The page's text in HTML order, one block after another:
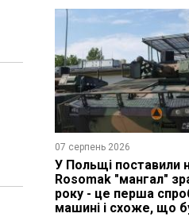
07 серпень 2026
У Польщі поставили
Rosomak "мангал"
року - це перша
машині і схоже, що